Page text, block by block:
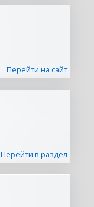
Перейти на сайт
Перейти в раздел